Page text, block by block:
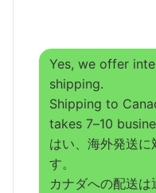
Yes, we offer
shipping.
Shipping to
takes 7–10
はい、海外発送に
す。
カナダへの配送は